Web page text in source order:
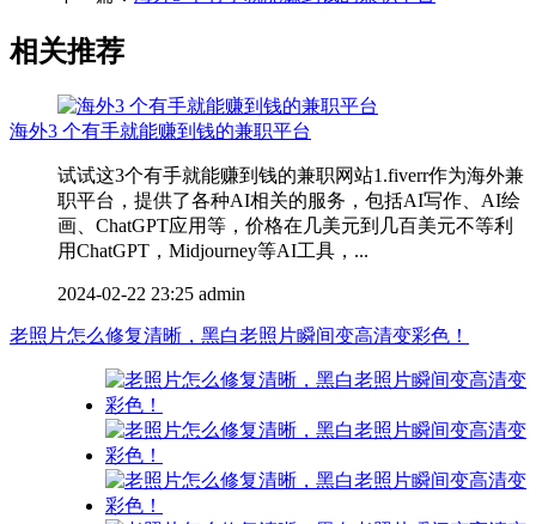
相关推荐
海外3 个有手就能赚到钱的兼职平台
试试这3个有手就能赚到钱的兼职网站1.fiverr作为海外兼
职平台，提供了各种AI相关的服务，包括AI写作、AI绘
画、ChatGPT应用等，价格在几美元到几百美元不等利
用ChatGPT，Midjourney等AI工具，...
2024-02-22 23:25 admin
老照片怎么修复清晰，黑白老照片瞬间变高清变彩色！